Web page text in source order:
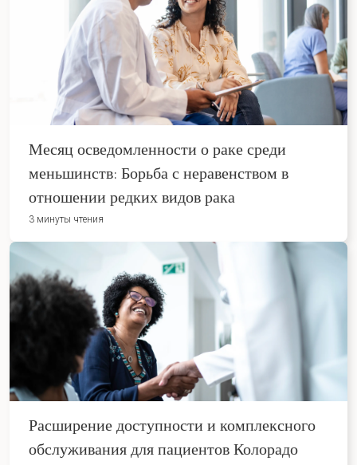
Месяц осведомленности о раке среди
меньшинств: Борьба с неравенством в
отношении редких видов рака
3 минуты чтения
Расширение доступности и комплексного
обслуживания для пациентов Колорадо